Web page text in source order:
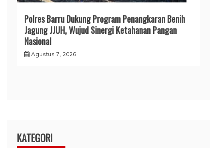
Polres Barru Dukung Program Penangkaran Benih
Jagung JJUH, Wujud Sinergi Ketahanan Pangan
Nasional
Agustus 7, 2026
KATEGORI